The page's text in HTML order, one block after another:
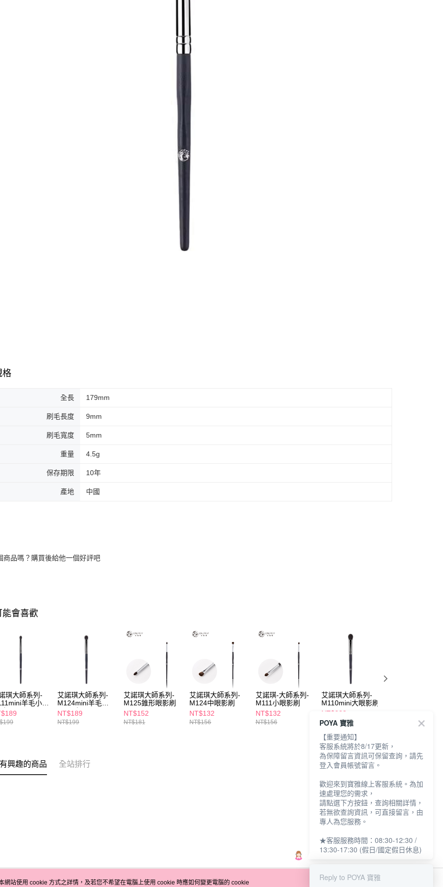
格
全長 179mm
刷毛長度 9mm
刷毛寬度 5mm
重量 4.5g
保存期限 10年
產地 中國
商品嗎？購買後給他一個好評吧
能會喜歡
琪大師系列-
羊毛小眼
艾諾琪大師系列-
M124mini羊毛中
眼影刷
NT$189
NT$199
艾諾琪大師系列-
M125錐形眼影刷
NT$152
NT$181
艾諾琪大師系列-
M124中眼影刷
NT$132
NT$156
艾諾琪-大師系列-
M111小眼影刷
NT$132
NT$156
艾諾琪大師系列-
M110mini大眼影刷
NT$228
NT$239
興趣的商品 全站排行
網站使用 cookie 方式之詳情，及若您不希望在電腦上使用 cookie 時應如何變更電腦的 cookie
POYA 寶雅
【重要通知】
客服系統將於8/17更新，
為保障留言資訊可保留查詢，請先
登入會員帳號留言。
歡迎來到寶雅線上客服系統。為加
速處理您的需求，
請點選下方按鈕，查詢相關詳情，
若無欲查詢資訊，可直接留言，由
專人為您服務。
★客服服務時間：08:30-12:30 /
13:30-17:30 (假日/國定假日休息)
Reply to POYA 寶雅